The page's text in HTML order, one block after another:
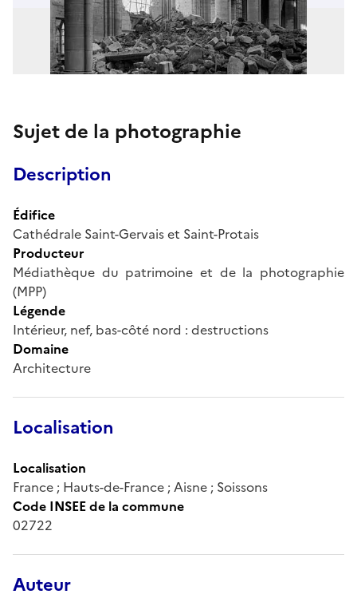
Sujet de la photographie
Description
Édifice
Cathédrale Saint-Gervais et Saint-Protais
Producteur
Médiathèque du patrimoine et de la photographie
(MPP)
Légende
Intérieur, nef, bas-côté nord : destructions
Domaine
Architecture
Localisation
Localisation
France ; Hauts-de-France ; Aisne ; Soissons
Code INSEE de la commune
02722
Auteur